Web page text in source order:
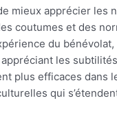
mieux apprécier
coutumes et des
du
les
plus efficaces dans
qui